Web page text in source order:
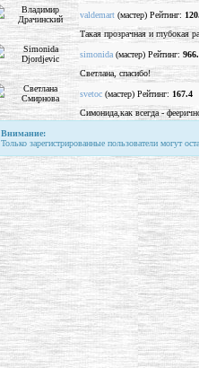
valdemart (мастер) Рейтинг:
Такая прозрачная и глубокая
simonida (мастер) Рейтинг:
Светлана, спасибо!
svetoc (мастер) Рейтинг: 167.4
Симонида,как всегда -
Внимание:
Только зарегистрированные пользователи могут